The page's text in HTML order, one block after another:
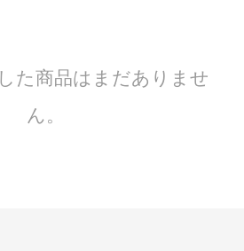
た商品はまだありませ
ん。